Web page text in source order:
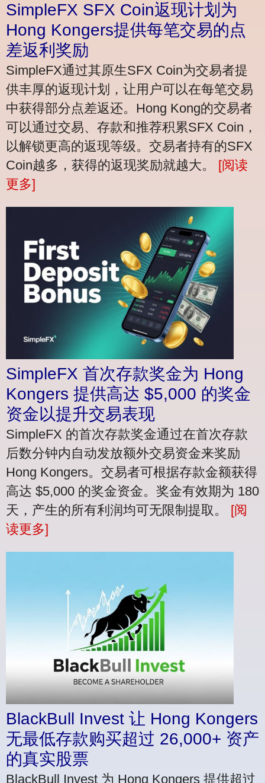
SimpleFX SFX Coin返现计划为
Hong Kongers提供每笔交易的点
差返利奖励
SimpleFX通过其原生SFX Coin为交易者提
供丰厚的返现计划，让用户可以在每笔交易
中获得部分点差返还。Hong Kong的交易者
可以通过交易、存款和推荐积累SFX Coin，
以解锁更高的返现等级。交易者持有的SFX
Coin越多，获得的返现奖励就越大。 [阅读
更多]
SimpleFX 首次存款奖金为 Hong
Kongers 提供高达 $5,000 的奖金
资金以提升交易表现
SimpleFX 的首次存款奖金通过在首次存款
后数分钟内自动发放额外交易资金来奖励
Hong Kongers。交易者可根据存款金额获得
高达 $5,000 的奖金资金。奖金有效期为 180
天，产生的所有利润均可无限制提取。 [阅
读更多]
BlackBull Invest 让 Hong Kongers
无最低存款购买超过 26,000+ 资产
的真实股票
BlackBull Invest 为 Hong Kongers 提供超过